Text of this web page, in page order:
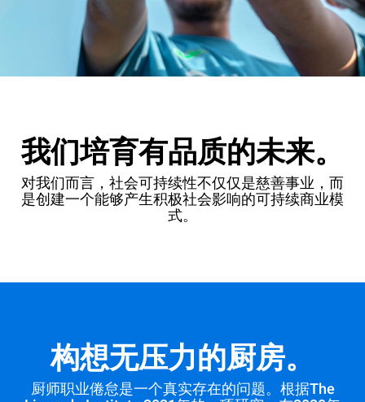
我们培育有品质的未来。
对我们而言，社会可持续性不仅仅是慈善事业，而
是创建一个能够产生积极社会影响的可持续商业模
式。
构想无压力的厨房。
厨师职业倦怠是一个真实存在的问题。根据The